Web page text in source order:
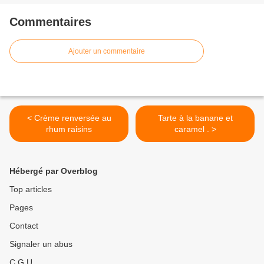
Commentaires
Ajouter un commentaire
< Crème renversée au
rhum raisins
Tarte à la banane et
caramel . >
Hébergé par Overblog
Top articles
Pages
Contact
Signaler un abus